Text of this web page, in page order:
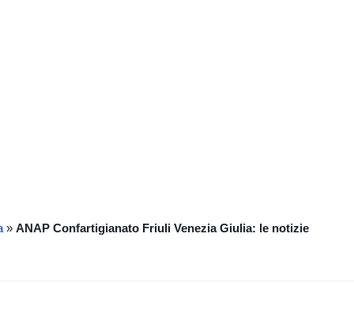
» ANAP Confartigianato Friuli Venezia Giulia: le notizie